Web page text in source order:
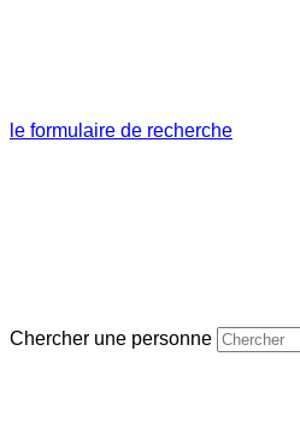
le formulaire de recherche
Chercher une personne